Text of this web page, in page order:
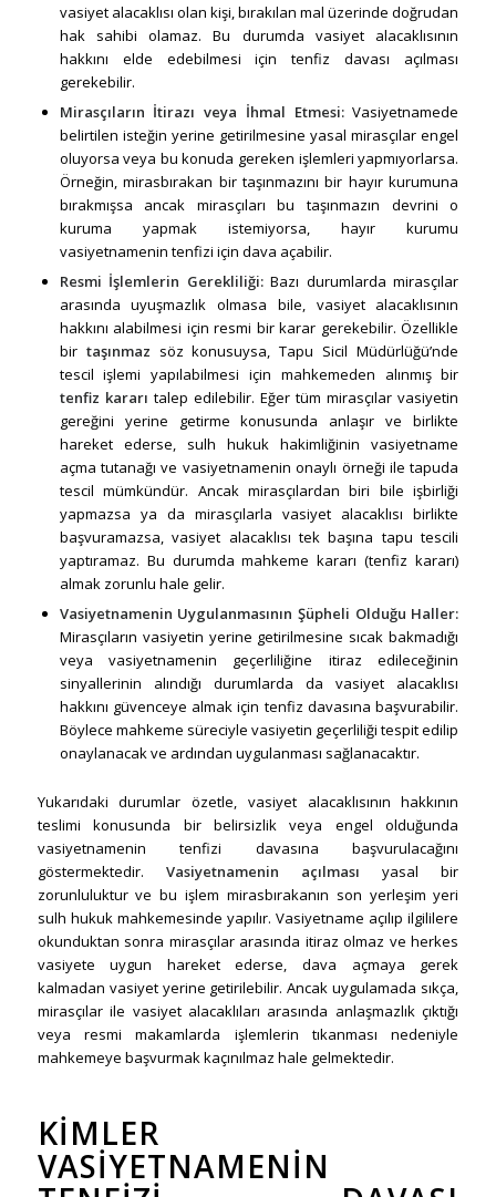
vasiyet alacaklısı olan kişi, bırakılan mal üzerinde doğrudan
hak sahibi olamaz. Bu durumda vasiyet alacaklısının
hakkını elde edebilmesi için tenfiz davası açılması
gerekebilir.
Mirasçıların İtirazı veya İhmal Etmesi:Vasiyetnamede
belirtilen isteğin yerine getirilmesine yasal mirasçılar engel
oluyorsa veya bu konuda gereken işlemleri yapmıyorlarsa.
Örneğin, mirasbırakan bir taşınmazını bir hayır kurumuna
bırakmışsa ancak mirasçıları bu taşınmazın devrini o
kuruma yapmak istemiyorsa, hayır kurumu
vasiyetnamenin tenfizi için dava açabilir.
Resmi İşlemlerin Gerekliliği:Bazı durumlarda mirasçılar
arasında uyuşmazlık olmasa bile, vasiyet alacaklısının
hakkını alabilmesi için resmi bir karar gerekebilir. Özellikle
bir taşınmaz söz konusuysa, Tapu Sicil Müdürlüğü’nde
tescil işlemi yapılabilmesi için mahkemeden alınmış bir
tenfiz kararı talep edilebilir. Eğer tüm mirasçılar vasiyetin
gereğini yerine getirme konusunda anlaşır ve birlikte
hareket ederse, sulh hukuk hakimliğinin vasiyetname
açma tutanağı ve vasiyetnamenin onaylı örneği ile tapuda
tescil mümkündür. Ancak mirasçılardan biri bile işbirliği
yapmazsa ya da mirasçılarla vasiyet alacaklısı birlikte
başvuramazsa, vasiyet alacaklısı tek başına tapu tescili
yaptıramaz. Bu durumda mahkeme kararı (tenfiz kararı)
almak zorunlu hale gelir.
Vasiyetnamenin Uygulanmasının Şüpheli Olduğu Haller:
Mirasçıların vasiyetin yerine getirilmesine sıcak bakmadığı
veya vasiyetnamenin geçerliliğine itiraz edileceğinin
sinyallerinin alındığı durumlarda da vasiyet alacaklısı
hakkını güvenceye almak için tenfiz davasına başvurabilir.
Böylece mahkeme süreciyle vasiyetin geçerliliği tespit edilip
onaylanacak ve ardından uygulanması sağlanacaktır.
Yukarıdaki durumlar özetle, vasiyet alacaklısının hakkının
teslimi konusunda bir belirsizlik veya engel olduğunda
vasiyetnamenin tenfizi davasına başvurulacağını
göstermektedir. Vasiyetnamenin açılması yasal bir
zorunluluktur ve bu işlem mirasbırakanın son yerleşim yeri
sulh hukuk mahkemesinde yapılır. Vasiyetname açılıp ilgililere
okunduktan sonra mirasçılar arasında itiraz olmaz ve herkes
vasiyete uygun hareket ederse, dava açmaya gerek
kalmadan vasiyet yerine getirilebilir. Ancak uygulamada sıkça,
mirasçılar ile vasiyet alacaklıları arasında anlaşmazlık çıktığı
veya resmi makamlarda işlemlerin tıkanması nedeniyle
mahkemeye başvurmak kaçınılmaz hale gelmektedir.
KIMLER
VASIYETNAMENIN